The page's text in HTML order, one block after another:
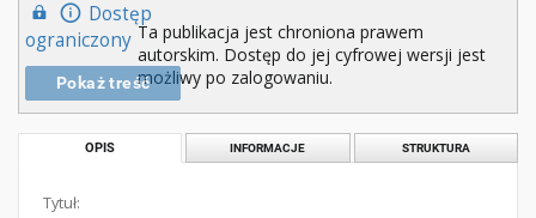
Dostęp
ograniczony
Pokaż treść
Ta publikacja jest chroniona prawem
autorskim. Dostęp do jej cyfrowej wersji jest
możliwy po zalogowaniu.
OPIS INFORMACJE STRUKTURA
Tytuł: